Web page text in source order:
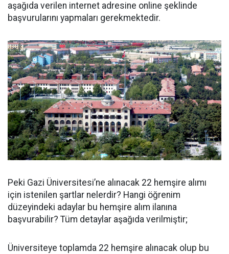
aşağıda verilen internet adresine online şeklinde
başvurularını yapmaları gerekmektedir.
Peki Gazi Üniversitesi’ne alınacak 22 hemşire alımı
için istenilen şartlar nelerdir? Hangi öğrenim
düzeyindeki adaylar bu hemşire alım ilanına
başvurabilir? Tüm detaylar aşağıda verilmiştir;
Üniversiteye toplamda 22 hemşire alınacak olup bu